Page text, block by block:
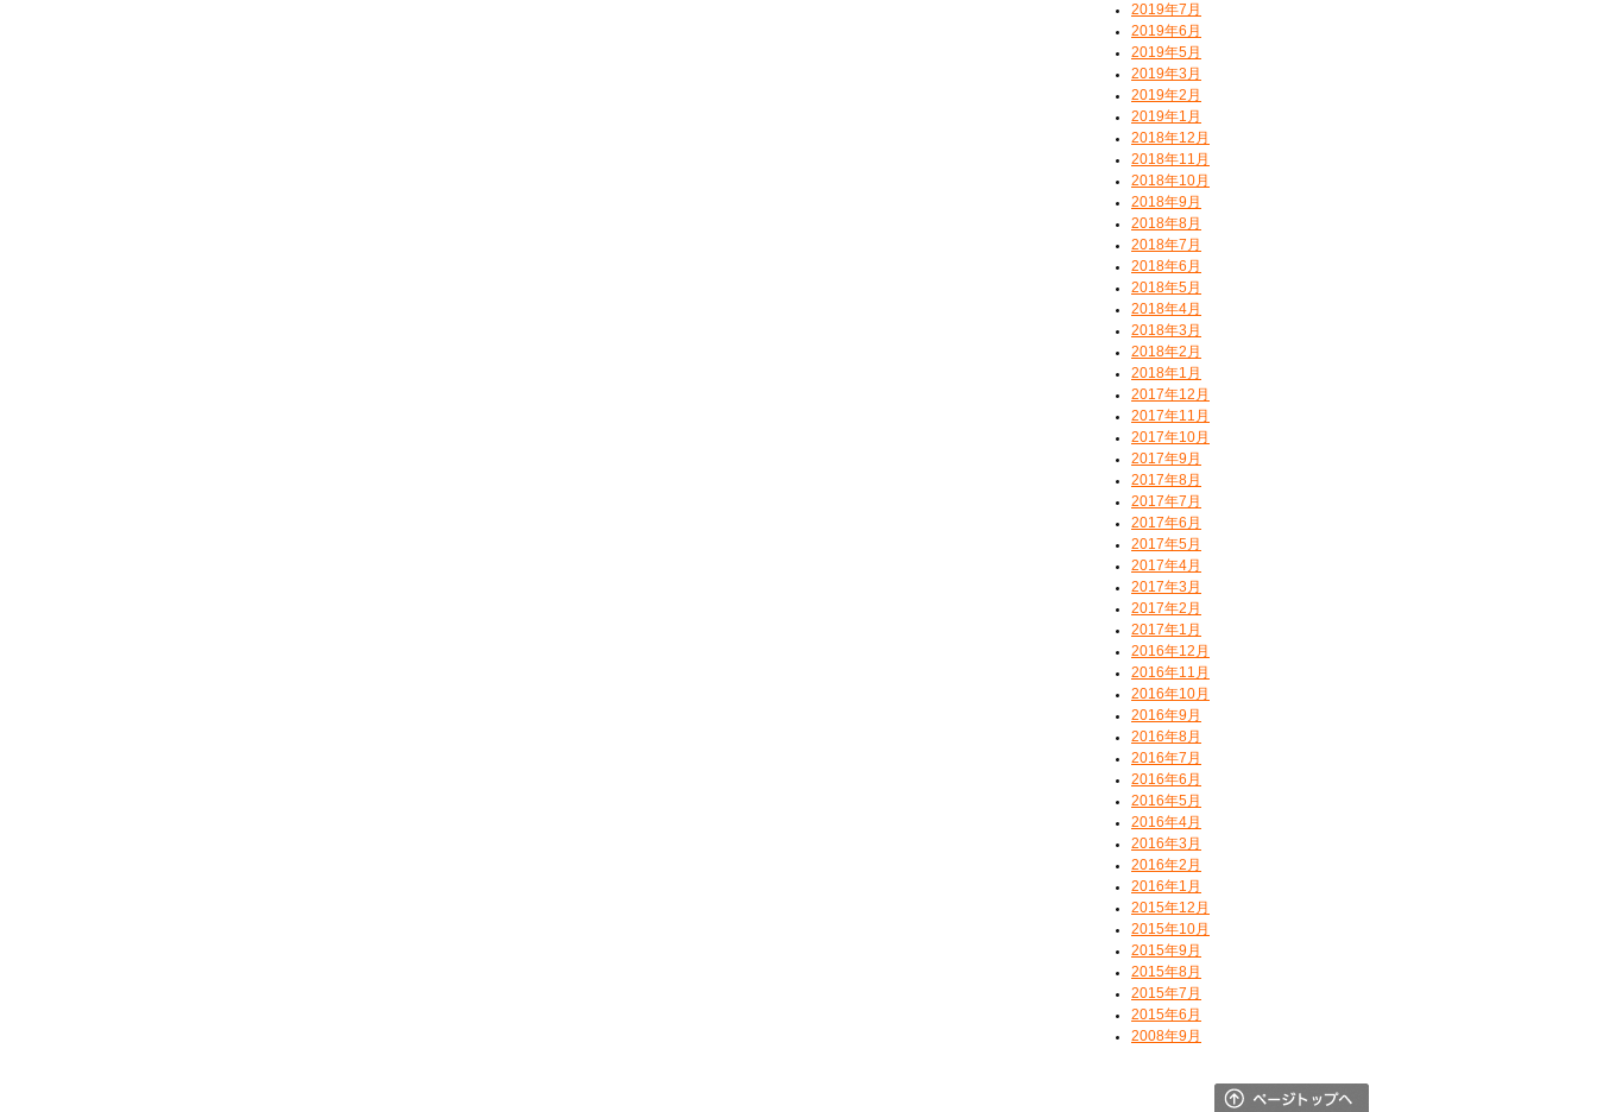
2019年7月
2019年6月
2019年5月
2019年3月
2019年2月
2019年1月
2018年12月
2018年11月
2018年10月
2018年9月
2018年8月
2018年7月
2018年6月
2018年5月
2018年4月
2018年3月
2018年2月
2018年1月
2017年12月
2017年11月
2017年10月
2017年9月
2017年8月
2017年7月
2017年6月
2017年5月
2017年4月
2017年3月
2017年2月
2017年1月
2016年12月
2016年11月
2016年10月
2016年9月
2016年8月
2016年7月
2016年6月
2016年5月
2016年4月
2016年3月
2016年2月
2016年1月
2015年12月
2015年10月
2015年9月
2015年8月
2015年7月
2015年6月
2008年9月